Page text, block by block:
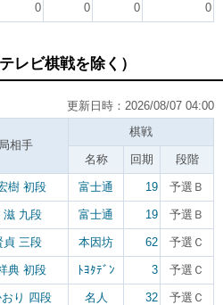
0 0 0 0
レビ棋戦を除く）
更新日時：2026/08/07 04:00
相手
棋戦
名称 回期 段階
樹 初段 富士通 19 予選Ｂ
滋 九段 富士通 19 予選Ｂ
貞 三段 本因坊 62 予選Ｃ
典 初段 ﾄﾖﾀﾃﾞﾝ 3 予選Ｃ
り 四段 名人 32 予選Ｃ